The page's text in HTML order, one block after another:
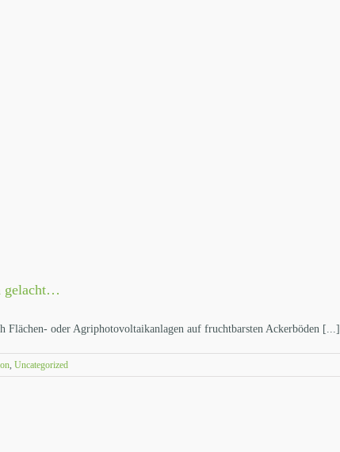
gelacht…
Flächen- oder Agriphotovoltaikanlagen auf fruchtbarsten Ackerböden [...]
Uncategorized